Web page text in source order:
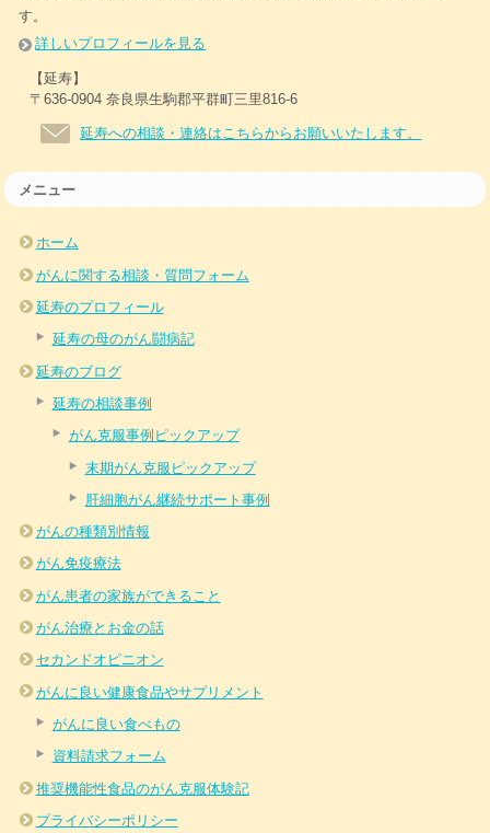
す。
詳しいプロフィールを見る
【延寿】
〒636-0904 奈良県生駒郡平群町三里816-6
延寿への相談・連絡はこちらからお願いいたします。
メニュー
ホーム
がんに関する相談・質問フォーム
延寿のプロフィール
延寿の母のがん闘病記
延寿のブログ
延寿の相談事例
がん克服事例ピックアップ
末期がん克服ピックアップ
肝細胞がん継続サポート事例
がんの種類別情報
がん免疫療法
がん患者の家族ができること
がん治療とお金の話
セカンドオピニオン
がんに良い健康食品やサプリメント
がんに良い食べもの
資料請求フォーム
推奨機能性食品のがん克服体験記
プライバシーポリシー